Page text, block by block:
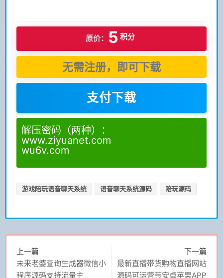
原价： 5 积分
无需注册，即可下载
支付下载
解压密码（两种）：
www.ziyuanet.com
wu6v.com
游戏陪玩语音聊天系统 语音聊天系统源码 陪玩源码
上一篇
未来老婆查询生成器微信小
程序源码支持流量主
下一篇
最新直播带货购物直播网站
源码可运营带安卓苹果APP